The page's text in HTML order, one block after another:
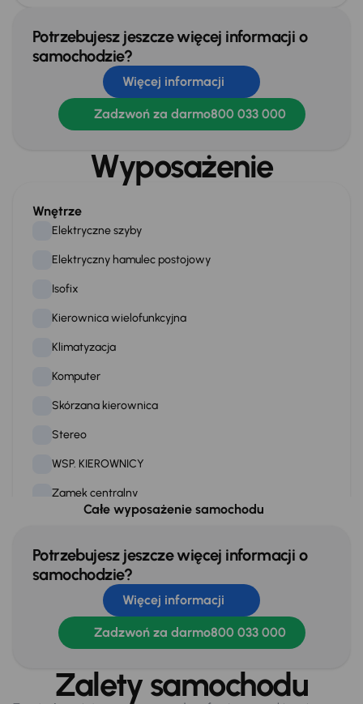
Potrzebujesz jeszcze więcej informacji o
samochodzie?
Więcej informacji
Zadzwoń za darmo800 033 000
Wyposażenie
Wnętrze
Elektryczne szyby
Elektryczny hamulec postojowy
Isofix
Kierownica wielofunkcyjna
Klimatyzacja
Komputer
Skórzana kierownica
Stereo
WSP. KIEROWNICY
Zamek centralny
Na zewnątrz
Dzienne swiatla LED
Elektryczne lusterka
Oryginalne Alufelgi
Tylne swiatla LED
Całe wyposażenie samochodu
Potrzebujesz jeszcze więcej informacji o
samochodzie?
Więcej informacji
Zadzwoń za darmo800 033 000
Zalety samochodu